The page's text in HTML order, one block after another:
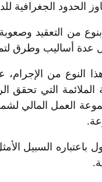
الحدود الجغرافية
من التعقيد
عدة أساليب وطرق
هذا النوع من
التي تحقق
العمل المالي
السبيل